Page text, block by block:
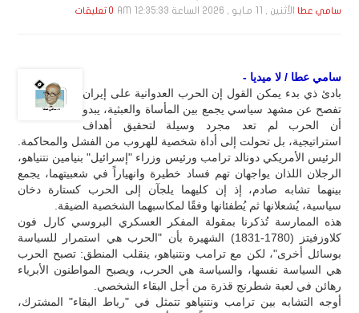
سامي عطا الأثنين , 11 مـايـو , 2026 الساعة 12:35:33 AM 0 تعليقات
سامي عطا / لا ميديا -
بادئ ذي بدء يمكن القول إن الحرب العدوانية على إيران
تفصح عن مشهد سياسي يجمع بين المأساة والعبثية، يبدو
أن الحرب لم تعد مجرد وسيلة لتحقيق أهداف
استراتيجية، بل تحولت إلى أداة شخصية للهروب من الفشل والمحاكمة.
الرئيس الأمريكي دونالد ترامب ورئيس وزراء "إسرائيل" بنيامين نتنياهو،
الرجلان اللذان يواجهان تهم فساد خطيرة وانهياراً في شعبيتهما، يجمع
بينهما تشابه صادم، إذ إن كليهما يلجآن إلى الحرب كستارة دخان
سياسية، يُشعلانها ثم يُطفئانها وفقًا لمكاسبهما الشخصية الضيقة.
هذه الممارسة تُذكرنا بمقولة المفكر العسكري البروسي كارل فون
كلاوزفيتز (1780-1831) الشهيرة بأن "الحرب هي استمرار للسياسة
بوسائل أخرى"، لكن مع ترامب ونتنياهو، ينقلب المنطق: تصبح الحرب
هي السياسة نفسها، والسياسة هي الحرب، ويصبح المواطنون الأبرياء
رهائن في لعبة شطرنج قذرة من أجل البقاء الشخصي.
أوجه التشابه بين ترامب ونتنياهو تتمثل في "رباط البقاء" المشترك،